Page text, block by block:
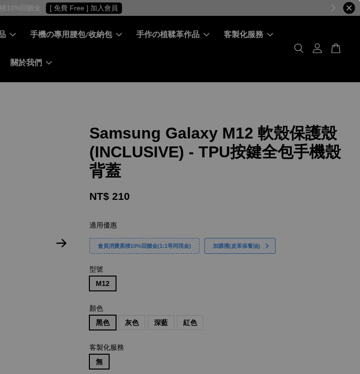
10%回饋金 [ 免費 Free ] 加入會員
手機の專用腰包/收納包 手作の植鞣革作品 客製化服務
關於我們
Samsung Galaxy M12 軟殼保護殼
(INCLUSIVE) - TPU按鍵全包手機殼
背蓋
NT$ 210
適用優惠
會員消費累積10%回饋金(1:1等同現金) 加購禮(皮革保養油)
型號
M12
顏色
黑色
灰色 深藍 紅色
客製化服務
無